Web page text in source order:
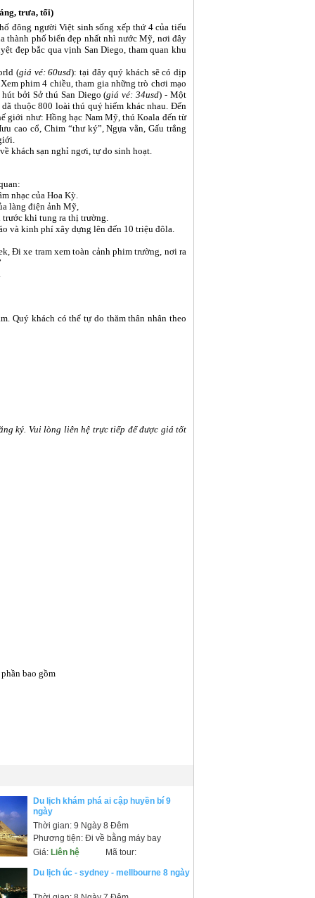
trưa, tối)
đông người Việt sinh sống xếp thứ 4 của tiểu
thành phố biển đẹp nhất nhì nước Mỹ, nơi đây
đẹp bắc qua vịnh San Diego, tham quan khu
(giá vé: 60usd): tại đây quý khách sẽ có dịp
phim 4 chiều, tham gia những trò chơi mạo
bởi Sở thú San Diego (giá vé: 34usd) - Một
thuộc 800 loài thú quý hiếm khác nhau. Đến
giới như: Hồng hạc Nam Mỹ, thú Koala đến từ
cao cổ, Chim “thư ký”, Ngựa vằn, Gấu trắng
khách sạn nghỉ ngơi, tự do sinh hoạt.
nhạc của Hoa Kỳ.
làng điện ảnh Mỹ,
khi tung ra thị trường.
và kinh phí xây dựng lên đến 10 triệu đôla.
Đi xe tram xem toàn cảnh phim trường, nơi ra
Quý khách có thể tự do thăm thân nhân theo
ký. Vui lòng liên hệ trực tiếp để được giá tốt
bao gồm
Du lịch khám phá ai cập huyền bí 9
ngày
Thời gian: 9 Ngày 8 Đêm
Phương tiện: Đi về bằng máy bay
Giá: Liên hệ Mã tour:
Du lịch úc - sydney - mellbourne 8 ngày